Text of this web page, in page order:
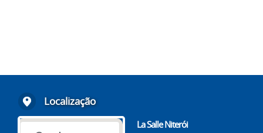
Localização
La Salle Niterói